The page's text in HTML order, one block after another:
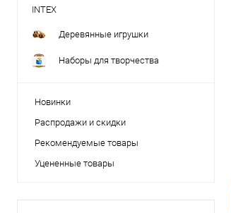
INTEX
Деревянные игрушки
Наборы для творчества
Новинки
Распродажи и скидки
Рекомендуемые товары
Уцененные товары